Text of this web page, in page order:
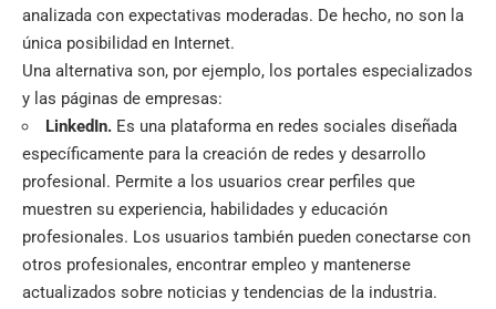
analizada con expectativas moderadas. De hecho, no son la
única posibilidad en Internet.
Una alternativa son, por ejemplo, los portales especializados
y las páginas de empresas:
LinkedIn. Es una plataforma en redes sociales diseñada
específicamente para la creación de redes y desarrollo
profesional. Permite a los usuarios crear perfiles que
muestren su experiencia, habilidades y educación
profesionales. Los usuarios también pueden conectarse con
otros profesionales, encontrar empleo y mantenerse
actualizados sobre noticias y tendencias de la industria.